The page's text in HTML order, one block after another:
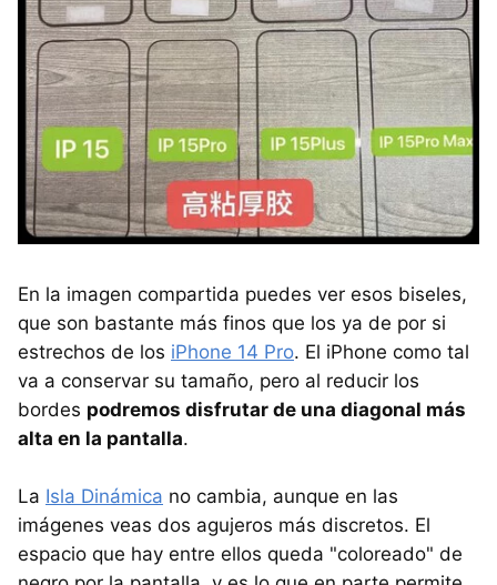
En la imagen compartida puedes ver esos biseles,
que son bastante más finos que los ya de por si
estrechos de los iPhone 14 Pro. El iPhone como tal
va a conservar su tamaño, pero al reducir los
bordes podremos disfrutar de una diagonal más
alta en la pantalla.
La Isla Dinámica no cambia, aunque en las
imágenes veas dos agujeros más discretos. El
espacio que hay entre ellos queda "coloreado" de